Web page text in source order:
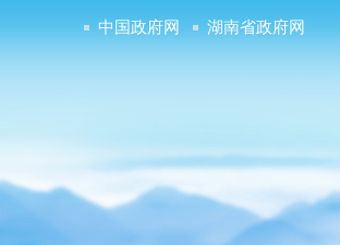
中国政府网 湖南省政府网